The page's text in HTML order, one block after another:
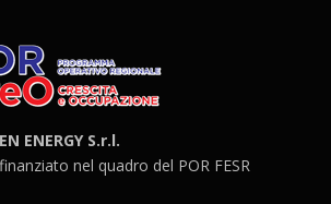
ENERGY S.r.l.
nel quadro del POR FESR